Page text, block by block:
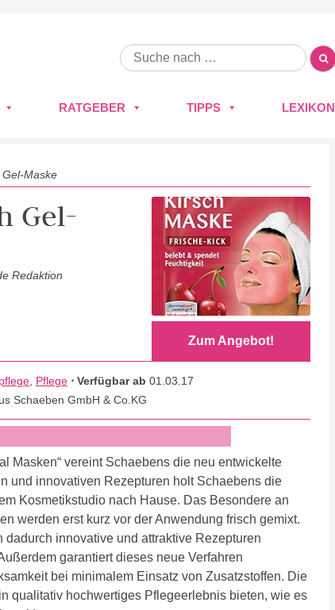
RATGEBER TIPPS LEXIKON
Maske
Zum Angebot!
Gel-
Redaktion
Pflege ⋅ Verfügbar ab01.03.17
Schaeben GmbH & Co.KG
Masken“ vereint Schaebens die neu entwickelte
und innovativen Rezepturen holt Schaebens die
Kosmetikstudio nach Hause. Das Besondere an
werden erst kurz vor der Anwendung frisch gemixt.
innovative und attraktive Rezepturen
garantiert dieses neue Verfahren
bei minimalem Einsatz von Zusatzstoffen. Die
qualitativ hochwertiges Pflegeerlebnis bieten, wie es